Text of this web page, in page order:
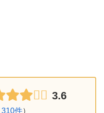
3.6
310件）